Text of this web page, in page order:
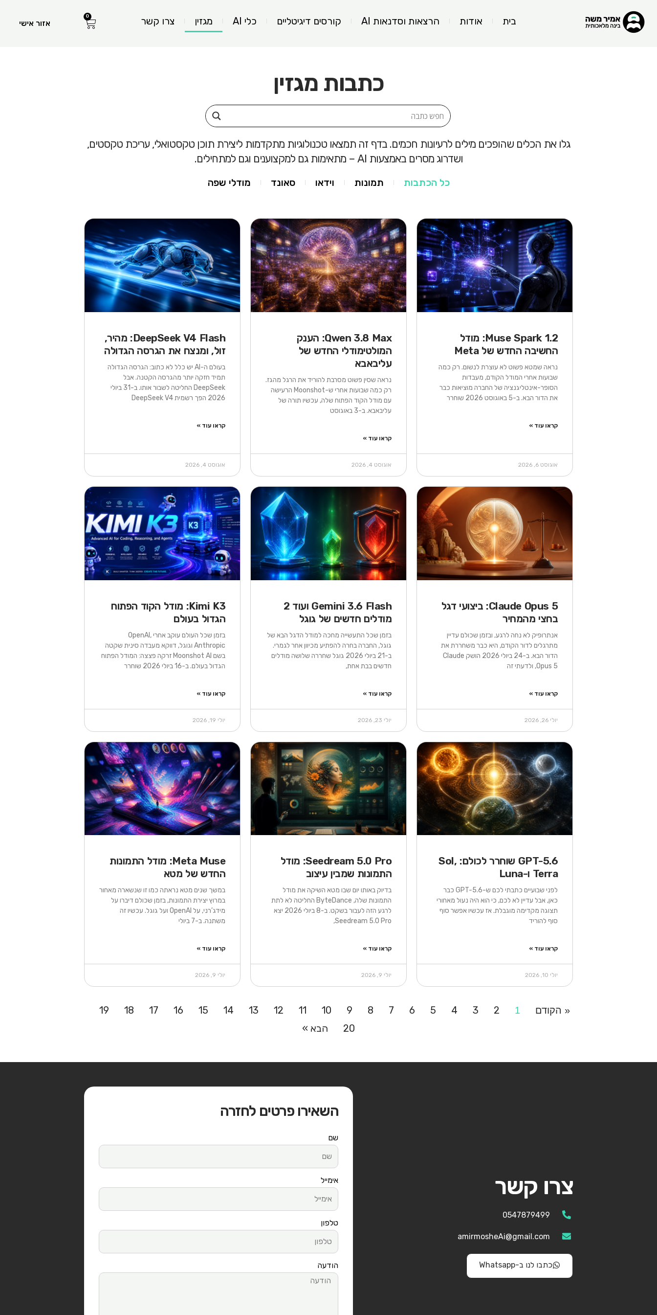
בית אודות הרצאות וסדנאות AI קורסים דיגיטליים כלי AI מגזין צרו קשר 0עגלת אזור אישי
כתבות מגזין
גלו את הכלים שהופכים מילים לרעיונות חכמים. בדף זה תמצאו טכנולוגיות מתקדמות ליצירת תוכן טקסטואלי, עריכת טקסטים,
ושדרוג מסרים באמצעות AI – מתאימות גם למקצוענים וגם למתחילים.
כל הכתבות תמונות וידאו סאונד מודלי שפה
Muse Spark 1.2: מודל
החשיבה החדש של Meta
נראה שמטא פשוט לא עוצרת לנשום. רק כמה
שבועות אחרי המודל הקודם, מעבדות
הסופר-אינטליגנציה של החברה מוציאות כבר
את הדור הבא. ב-5 באוגוסט 2026 שוחרר
קראו עוד »
אוגוסט 6, 2026
Qwen 3.8 Max: הענק
המולטימודלי החדש של
עליבאבא
נראה שסין פשוט מסרבת להוריד את הרגל מהגז.
רק כמה שבועות אחרי ש-Moonshot הרעישה
עם מודל הקוד הפתוח שלה, עכשיו תורה של
עליבאבא. ב-3 באוגוסט
קראו עוד »
אוגוסט 4, 2026
DeepSeek V4 Flash: מהיר,
זול, ומנצח את הגרסה הגדולה
בעולם ה-AI יש כלל לא כתוב: הגרסה הגדולה
תמיד חזקה יותר מהגרסה הקטנה. אבל
DeepSeek החליטה לשבור אותו. ב-31 ביולי
2026 הפך רשמית DeepSeek V4
קראו עוד »
אוגוסט 4, 2026
Claude Opus 5: ביצועי דגל
בחצי מהמחיר
אנתרופיק לא נחה לרגע, ובזמן שכולם עדיין
מתרגלים לדור הקודם, היא כבר משחררת את
הדור הבא. ב-24 ביולי 2026 הושק Claude
Opus 5, ולדעתי זה
קראו עוד »
יולי 26, 2026
Gemini 3.6 Flash ועוד 2
מודלים חדשים של גוגל
בזמן שכל התעשייה מחכה למודל הדגל הבא של
גוגל, החברה בחרה להפתיע מכיוון אחר לגמרי.
ב-21 ביולי 2026 גוגל שחררה שלושה מודלים
חדשים בבת אחת,
קראו עוד »
יולי 23, 2026
Kimi K3: מודל הקוד הפתוח
הגדול בעולם
בזמן שכל העולם עוקב אחרי OpenAI,
Anthropic וגוגל, דווקא מעבדה סינית שקטה
בשם Moonshot AI זרקה פצצה: המודל הפתוח
הגדול בעולם. ב-16 ביולי 2026 שוחרר
קראו עוד »
יולי 19, 2026
GPT-5.6 שוחרר לכולם: Sol,
Terra ו-Luna
לפני שבועיים כתבתי לכם ש-GPT-5.6 כבר
כאן, אבל עדיין לא לכם, כי הוא היה נעול מאחורי
תצוגה מקדימה מוגבלת. אז עכשיו אפשר סוף
סוף להוריד
קראו עוד »
יולי 10, 2026
Seedream 5.0 Pro: מודל
התמונות שמבין עיצוב
בדיוק באותו יום שבו מטא השיקה את מודל
התמונות שלה, ByteDance החליטה לא לתת
לרגע הזה לעבור בשקט. ב-8 ביולי 2026 יצא
Seedream 5.0 Pro,
קראו עוד »
יולי 9, 2026
Meta Muse: מודל התמונות
החדש של מטא
במשך שנים מטא נראתה כמו זו שנשארה מאחור
במרוץ יצירת התמונות, בזמן שכולם דיברו על
מידג’רני, על OpenAI ועל גוגל. עכשיו זה
משתנה. ב-7 ביולי
קראו עוד »
יולי 9, 2026
« הקודם
עמוד
1
עמוד
2
עמוד
3
עמוד
4
עמוד
5
עמוד
6
עמוד
7
עמוד
8
עמוד
9
עמוד
10
עמוד
11
עמוד
12
עמוד
13
14
15
עמוד
16
עמוד
17
עמוד
18
19
עמוד
20 הבא »
צרו קשר
0547879499
amirmosheAi@gmail.com
כתבו לנו ב-Whatsapp
השאירו פרטים לחזרה
שם
אימייל
טלפון
הודעה